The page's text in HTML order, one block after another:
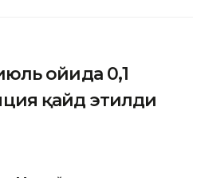
ойида 0,1
қайд этилди